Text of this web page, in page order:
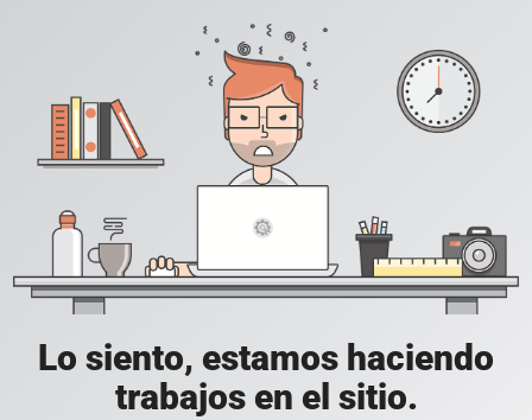
Lo siento, estamos haciendo
trabajos en el sitio.